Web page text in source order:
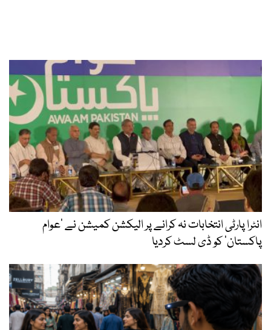
انٹرا پارٹی انتخابات نہ کرانے پر الیکشن کمیشن نے ’عوام
پاکستان‘ کو ڈی لسٹ کردیا